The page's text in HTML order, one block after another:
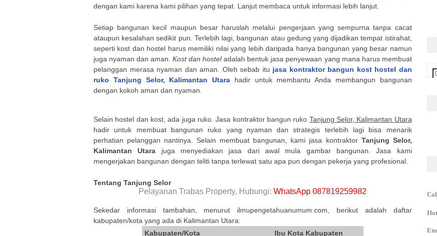
dengan kami karena kami pilihan yang tepat. Lanjut membaca untuk informasi lebih lanjut.
Setiap bangunan kecil maupun besar haruslah melalui pengerjaan yang sempurna tanpa cacat
ataupun kesalahan sedikit pun. Terlebih lagi, bangunan atau gedung yang dijadikan tempat istirahat,
seperti kost dan hostel harus memiliki nilai yang lebih daripada hanya bangunan yang besar namun
juga nyaman dan aman.Kost dan hosteladalah bentuk jasa penyewaan yang mana harus membuat
pelanggan merasa nyaman dan aman. Oleh sebab itu jasa kontraktor bangun kost hostel dan
ruko Tanjung Selor, Kalimantan Utara hadir untuk membantu Anda membangun bangunan
dengan kokoh aman dan nyaman.
Selain hostel dan kost, ada juga ruko. Jasa kontraktor bangun ruko Tanjung Selor, Kalimantan Utara
hadir untuk membuat bangunan ruko yang nyaman dan strategis terlebih lagi bisa menarik
perhatian pelanggan nantinya. Selain membuat bangunan, kami jasa kontraktor Tanjung Selor,
Kalimantan Utara juga menyediakan jasa dari awal mula gambar bangunan. Jasa kami
mengerjakan bangunan dengan teliti tanpa terlewat satu apa pun dengan pekerja yang profesional.
Tentang Tanjung Selor
Pelayanan Trabas Property, Hubungi:WhatsApp 087819259982
Sekedar informasi tambahan, menurut ilmupengetahuanumum.com, berikut adalah daftar
kabupaten/kota yang ada di Kalimantan Utara:
Kabupaten/Kota
Ibu Kota Kabupaten